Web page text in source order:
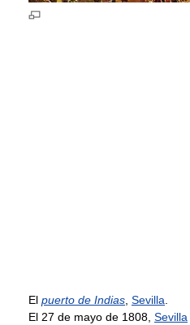
El puerto de Indias, Sevilla.
El 27 de mayo de 1808, Sevilla